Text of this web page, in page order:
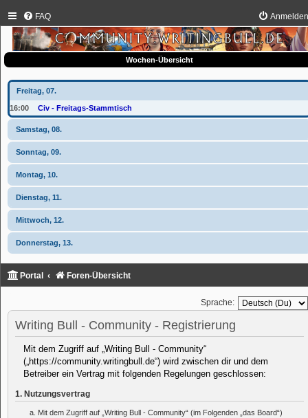
FAQ
Wochen-Übersicht
Freitag, 07.
16:00 Civ - Freitags-Stammtisch
Samstag, 08.
Sonntag, 09.
Montag, 10.
Dienstag, 11.
Mittwoch, 12.
Donnerstag, 13.
Portal Foren-Übersicht
Sprache:
Writing Bull - Community - Registrierung
Mit dem Zugriff auf „Writing Bull - Community“
(„https://community.writingbull.de“) wird zwischen dir und dem
Betreiber ein Vertrag mit folgenden Regelungen geschlossen:
1. Nutzungsvertrag
Mit dem Zugriff auf „Writing Bull - Community“ (im Folgenden „das Board“)